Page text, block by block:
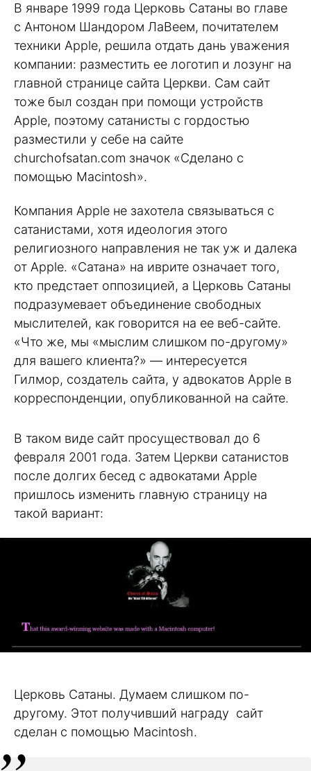
В январе 1999 года Церковь Сатаны во главе
с Антоном Шандором ЛаВеем, почитателем
техники Apple, решила отдать дань уважения
компании: разместить ее логотип и лозунг на
главной странице сайта Церкви. Сам сайт
тоже был создан при помощи устройств
Apple, поэтому сатанисты с гордостью
разместили у себе на сайте
churchofsatan.com значок «Сделано с
помощью Macintosh».
Компания Apple не захотела связываться с
сатанистами, хотя идеология этого
религиозного направления не так уж и далека
от Apple. «Сатана» на иврите означает того,
кто предстает оппозицией, а Церковь Сатаны
подразумевает объединение свободных
мыслителей, как говорится на ее веб-сайте.
«Что же, мы «мыслим слишком по-другому»
для вашего клиента?» — интересуется
Гилмор, создатель сайта, у адвокатов Apple в
корреспонденции, опубликованной на сайте.
В таком виде сайт просуществовал до 6
февраля 2001 года. Затем Церкви сатанистов
после долгих бесед с адвокатами Apple
пришлось изменить главную страницу на
такой вариант:
Церковь Сатаны. Думаем слишком по-
другому. Этот получивший награду сайт
сделан с помощью Macintosh.